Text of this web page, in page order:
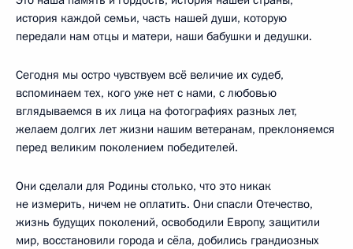
история каждой семьи, часть нашей души, которую
передали нам отцы и матери, наши бабушки и дедушки.
Сегодня мы остро чувствуем всё величие их судеб,
вспоминаем тех, кого уже нет с нами, с любовью
вглядываемся в их лица на фотографиях разных лет,
желаем долгих лет жизни нашим ветеранам, преклоняемся
перед великим поколением победителей.
Они сделали для Родины столько, что это никак
не измерить, ничем не оплатить. Они спасли Отечество,
жизнь будущих поколений, освободили Европу, защитили
мир, восстановили города и сёла, добились грандиозных